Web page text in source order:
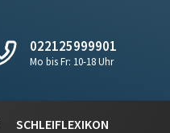
022125999901
Mo bis Fr: 10-18 Uhr
SCHLEIFLEXIKON